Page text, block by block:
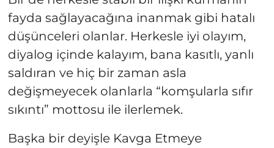
fayda sağlayacağına inanmak gibi hatalı
düşünceleri olanlar. Herkesle iyi olayım,
diyalog içinde kalayım, bana kasıtlı, yanlı
saldıran ve hiç bir zaman asla
değişmeyecek olanlarla “komşularla sıfır
sıkıntı” mottosu ile ilerlemek.
Başka bir deyişle Kavga Etmeye